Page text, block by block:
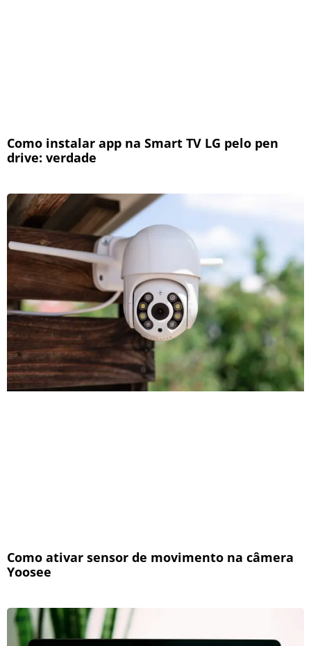
Como instalar app na Smart TV LG pelo pen
drive: verdade
Como ativar sensor de movimento na câmera
Yoosee